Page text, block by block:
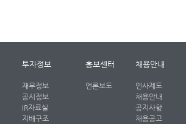
투자정보
재무정보
공시정보
IR자료실
지배구조
홍보센터
언론보도
채용안내
인사제도
채용안내
공지사항
채용공고